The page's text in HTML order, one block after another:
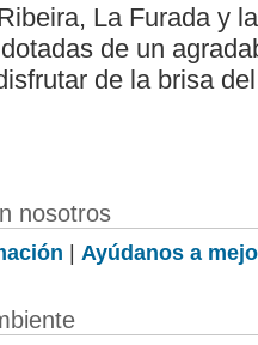
La Furada y
de un
de la brisa
nosotros
| Ayúdanos a